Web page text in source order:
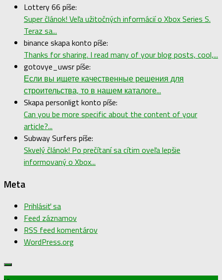
Lottery 66 píše:
Super článok! Veľa užitočných informácií o Xbox Series S.
Teraz sa...
binance skapa konto píše:
Thanks for sharing. I read many of your blog posts, cool,...
gotovye_uwsr píše:
Если вы ищете качественные решения для
строительства, то в нашем каталоге...
Skapa personligt konto píše:
Can you be more specific about the content of your
article?...
Subway Surfers píše:
Skvelý článok! Po prečítaní sa cítim oveľa lepšie
informovaný o Xbox...
Meta
Prihlásiť sa
Feed záznamov
RSS feed komentárov
WordPress.org